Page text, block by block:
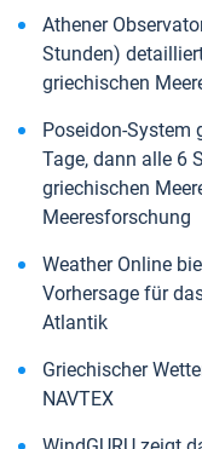
Athener
Stunden)
griechischen
Poseidon-System
Tage, dann alle 6
griechischen
Meeresforschung
Weather Online
Vorhersage für
Atlantik
Griechischer
NAVTEX